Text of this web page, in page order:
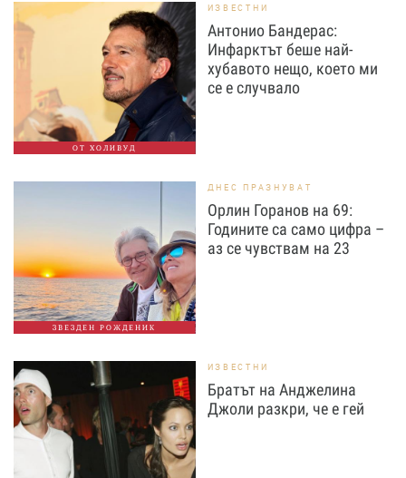
ОТ ХОЛИВУД
ИЗВЕСТНИ
Антонио Бандерас:
Инфарктът беше най-
хубавото нещо, което ми
се е случвало
ЗВЕЗДЕН РОЖДЕНИК
ДНЕС ПРАЗНУВАТ
Орлин Горанов на 69:
Годините са само цифра –
аз се чувствам на 23
ИЗВЕСТНИ
Братът на Анджелина
Джоли разкри, че е гей